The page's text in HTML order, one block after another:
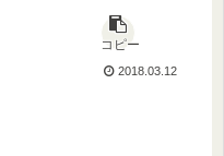
コピー
2018.03.12